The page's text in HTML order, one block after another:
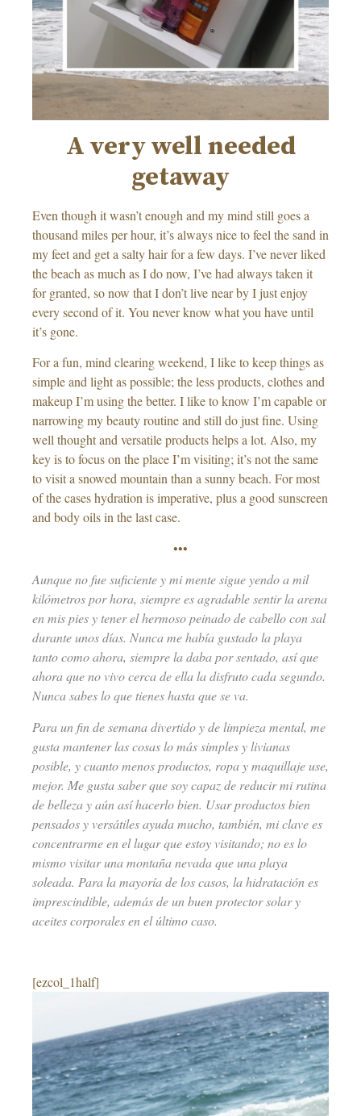
A very well needed
getaway
Even though it wasn’t enough and my mind still goes a
thousand miles per hour, it’s always nice to feel the sand in
my feet and get a salty hair for a few days. I’ve never liked
the beach as much as I do now, I’ve had always taken it
for granted, so now that I don’t live near by I just enjoy
every second of it. You never know what you have until
it’s gone.
For a fun, mind clearing weekend, I like to keep things as
simple and light as possible; the less products, clothes and
makeup I’m using the better. I like to know I’m capable or
narrowing my beauty routine and still do just fine. Using
well thought and versatile products helps a lot. Also, my
key is to focus on the place I’m visiting; it’s not the same
to visit a snowed mountain than a sunny beach. For most
of the cases hydration is imperative, plus a good sunscreen
and body oils in the last case.
•••
Aunque no fue suficiente y mi mente sigue yendo a mil
kilómetros por hora, siempre es agradable sentir la arena
en mis pies y tener el hermoso peinado de cabello con sal
durante unos días. Nunca me había gustado la playa
tanto como ahora, siempre la daba por sentado, así que
ahora que no vivo cerca de ella la disfruto cada segundo.
Nunca sabes lo que tienes hasta que se va.
Para un fin de semana divertido y de limpieza mental, me
gusta mantener las cosas lo más simples y livianas
posible, y cuanto menos productos, ropa y maquillaje use,
mejor. Me gusta saber que soy capaz de reducir mi rutina
de belleza y aún así hacerlo bien. Usar productos bien
pensados y versátiles ayuda mucho, también, mi clave es
concentrarme en el lugar que estoy visitando; no es lo
mismo visitar una montaña nevada que una playa
soleada. Para la mayoría de los casos, la hidratación es
imprescindible, además de un buen protector solar y
aceites corporales en el último caso.
[ezcol_1half]